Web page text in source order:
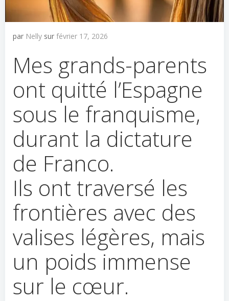
par Nelly sur février 17, 2026
Mes grands-parents
ont quitté l’Espagne
sous le franquisme,
durant la dictature
de Franco.
Ils ont traversé les
frontières avec des
valises légères, mais
un poids immense
sur le cœur.